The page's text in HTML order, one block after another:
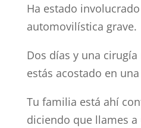
Ha estado
automovilística grave.
Dos días y una
estás acostado en
Tu familia está ahí
diciendo que llames